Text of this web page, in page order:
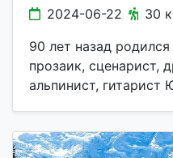
2024-06-22
30
90 лет назад
прозаик, сценарист,
альпинист, гитарист